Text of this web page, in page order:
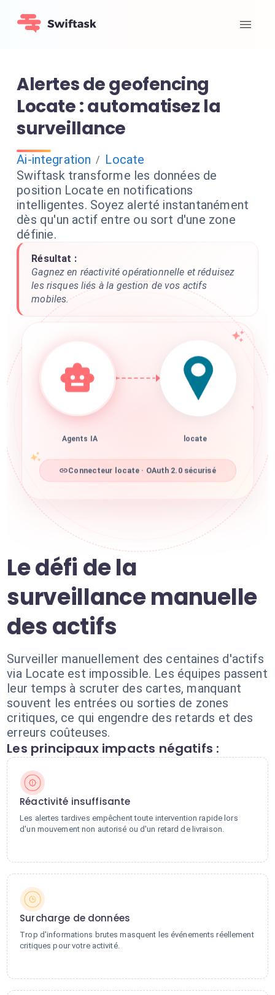
Alertes de geofencing
Locate : automatisez la
surveillance
Ai-integration / Locate
Swiftask transforme les données de
position Locate en notifications
intelligentes. Soyez alerté instantanément
dès qu'un actif entre ou sort d'une zone
définie.
Résultat :
Gagnez en réactivité opérationnelle et réduisez
les risques liés à la gestion de vos actifs
mobiles.
Agents IA locate
Connecteur locate · OAuth 2.0 sécurisé
Le défi de la
surveillance manuelle
des actifs
Surveiller manuellement des centaines d'actifs
via Locate est impossible. Les équipes passent
leur temps à scruter des cartes, manquant
souvent les entrées ou sorties de zones
critiques, ce qui engendre des retards et des
erreurs coûteuses.
Les principaux impacts négatifs :
Réactivité insuffisante
Les alertes tardives empêchent toute intervention rapide lors
d'un mouvement non autorisé ou d'un retard de livraison.
Surcharge de données
Trop d'informations brutes masquent les événements réellement
critiques pour votre activité.